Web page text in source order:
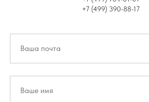
+7 (499) 390-88-17